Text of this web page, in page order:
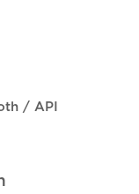
/ API